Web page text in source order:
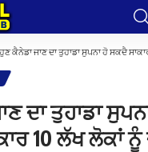
ਹੁਣ ਕੈਨੇਡਾ ਜਾਣ ਦਾ ਤੁਹਾਡਾ ਸੁਪਨਾ ਹੋ ਸਕਦੈ ਸਾਕਾਰ,
ਦਾ ਤੁਹਾਡਾ
10 ਲੱਖ ਲੋਕਾਂ ਨੂੰ